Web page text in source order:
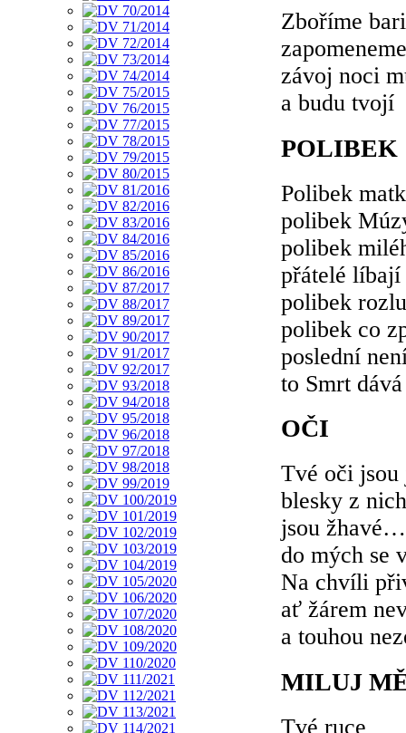
Zboříme
závoj noci
a budu tvojí
POLIBEK
Polibek
polibek
polibek
přátelé
polibek
polibek co
poslední
to Smrt
OČI
Tvé oči jsou
blesky z
jsou
do mých se
Na chvíli
ať žárem
a touhou
MILUJ
Tvé ruce